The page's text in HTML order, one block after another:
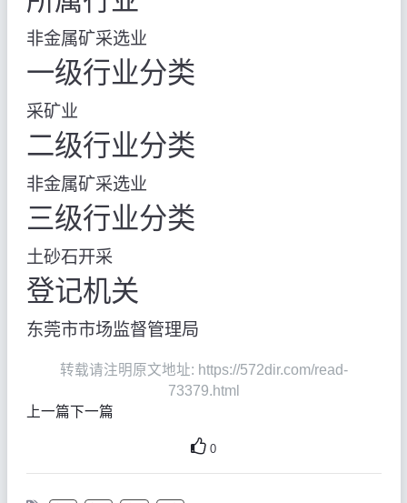
非金属矿采选业
一级行业分类
采矿业
二级行业分类
非金属矿采选业
三级行业分类
土砂石开采
登记机关
东莞市市场监督管理局
转载请注明原文地址: https://572dir.com/read-
73379.html
上一篇下一篇
0